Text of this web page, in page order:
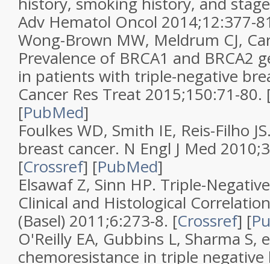
Adv Hematol Oncol 2014;12:377-
Wong-Brown MW, Meldrum CJ,
Prevalence of BRCA1 and BRCA2
in patients with triple-negative
Cancer Res Treat 2015;150:71-80.
[PubMed]
Foulkes WD, Smith IE, Reis-Filho
breast cancer. N Engl J Med
[Crossref] [PubMed]
Elsawaf Z, Sinn HP. Triple-
Clinical and Histological
(Basel) 2011;6:273-8. [Crossref] [
O'Reilly EA, Gubbins L, Sharma S,
chemoresistance in triple negative